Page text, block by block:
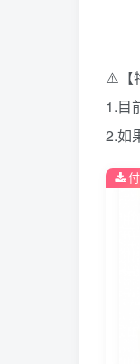
⚠️【
1.目
2.如